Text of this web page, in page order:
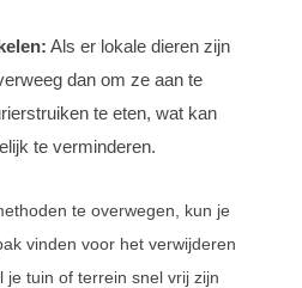
Als er lokale dieren zijn
dan om ze aan te
te eten, wat kan
te verminderen.
te overwegen, kun je
vinden voor het verwijderen
je tuin of terrein snel vrij zijn